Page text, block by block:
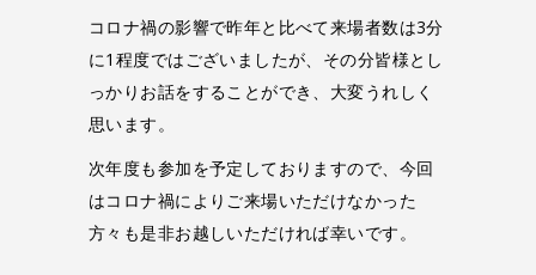
コロナ禍の影響で昨年と比べて来場者数は3分
に1程度ではございましたが、その分皆様とし
っかりお話をすることができ、大変うれしく
思います。
次年度も参加を予定しておりますので、今回
はコロナ禍によりご来場いただけなかった
方々も是非お越しいただければ幸いです。